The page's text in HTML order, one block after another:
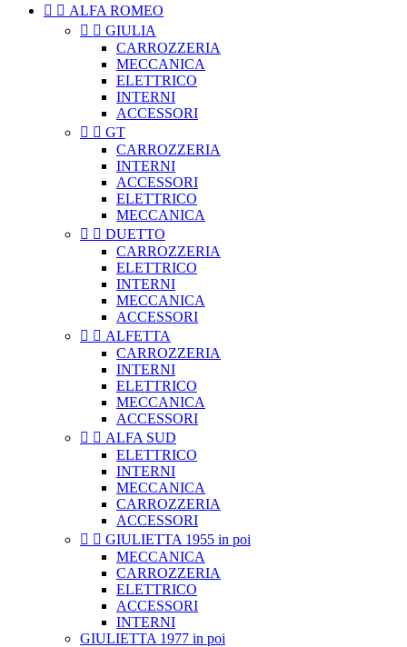
  ALFA ROMEO
  GIULIA
CARROZZERIA
MECCANICA
ELETTRICO
INTERNI
ACCESSORI
  GT
CARROZZERIA
INTERNI
ACCESSORI
ELETTRICO
MECCANICA
  DUETTO
CARROZZERIA
ELETTRICO
INTERNI
MECCANICA
ACCESSORI
  ALFETTA
CARROZZERIA
INTERNI
ELETTRICO
MECCANICA
ACCESSORI
  ALFA SUD
ELETTRICO
INTERNI
MECCANICA
CARROZZERIA
ACCESSORI
  GIULIETTA 1955 in poi
MECCANICA
CARROZZERIA
ELETTRICO
ACCESSORI
INTERNI
GIULIETTA 1977 in poi